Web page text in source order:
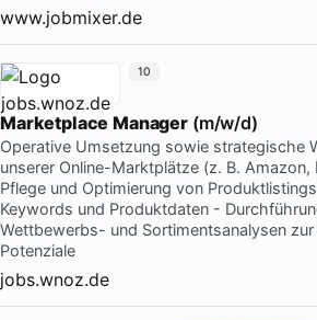
www.jobmixer.de
Marketplace Manager(m/w/d)
Operative Umsetzung sowie strategische
unserer Online-Marktplätze (z. B. Amazon,
Pflege und Optimierung von
Keywords und Produktdaten -
Wettbewerbs- und Sortimentsanalysen
Potenziale
jobs.wnoz.de
10